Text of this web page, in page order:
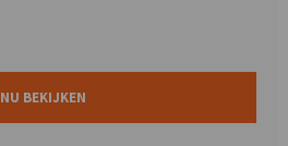
NU BEKIJKEN